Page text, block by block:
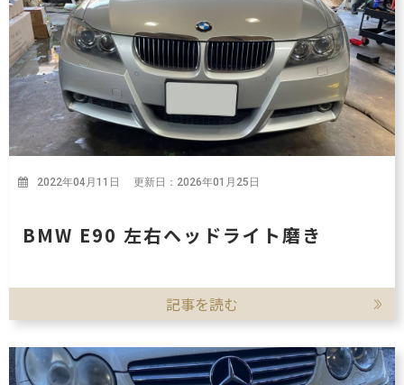
2022年04月11日 更新日：2026年01月25日
BMW E90 左右ヘッドライト磨き
記事を読む